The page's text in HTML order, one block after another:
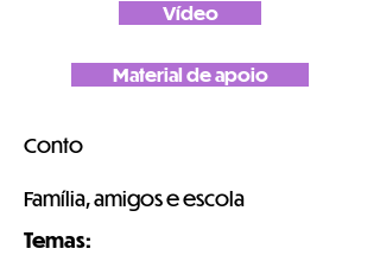
Vídeo
Material de apoio
Conto
Família, amigos e escola
Temas: